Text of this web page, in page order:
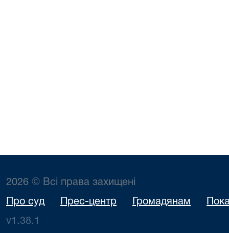
2026 © Всі права захищені
Про суд Прес-центр Громадянам
v1.38.1